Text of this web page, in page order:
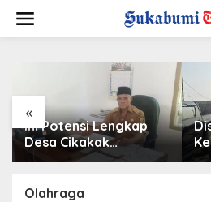
w
«
Ini Potensi Lengkap
Desa Cikakak
Sukabumi: Dari Pesisir
King
Olahraga